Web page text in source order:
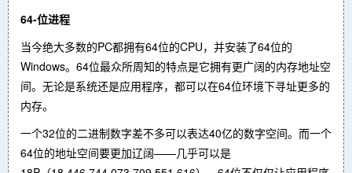
64-位进程
当今绝大多数的PC都拥有64位的CPU，并安装了64位的
Windows。64位最众所周知的特点是它拥有更广阔的内存地址空
间。无论是系统还是应用程序，都可以在64位环境下寻址更多的
内存。
一个32位的二进制数字差不多可以表达40亿的数字空间。而一个
64位的地址空间要更加辽阔——几乎可以是